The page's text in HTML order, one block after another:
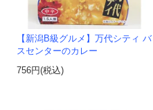
【新潟B級グルメ】万代シティ バ
スセンターのカレー
756円(税込)